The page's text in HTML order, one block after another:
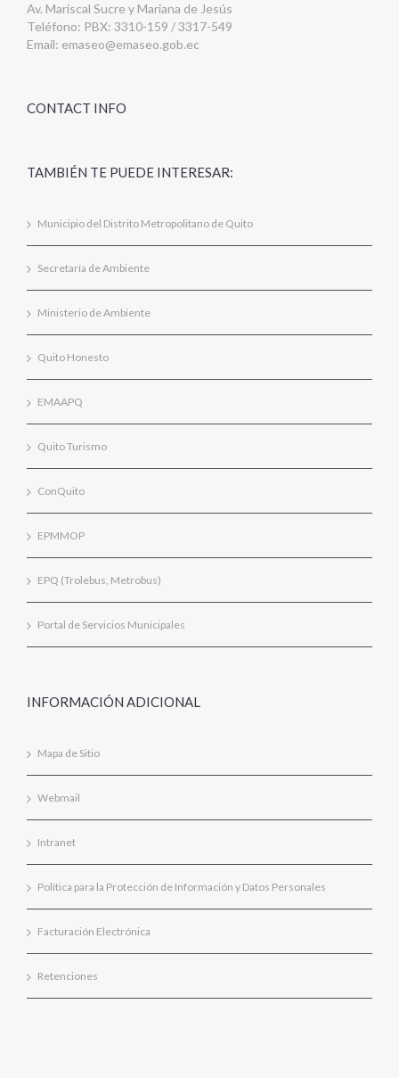
Av. Mariscal Sucre y Mariana de Jesús
Teléfono: PBX: 3310-159 / 3317-549
Email: emaseo@emaseo.gob.ec
CONTACT INFO
TAMBIÉN TE PUEDE INTERESAR:
Municipio del Distrito Metropolitano de Quito
Secretaría de Ambiente
Ministerio de Ambiente
Quito Honesto
EMAAPQ
Quito Turismo
ConQuito
EPMMOP
EPQ (Trolebus, Metrobus)
Portal de Servicios Municipales
INFORMACIÓN ADICIONAL
Mapa de Sitio
Webmail
Intranet
Política para la Protección de Información y Datos Personales
Facturación Electrónica
Retenciones